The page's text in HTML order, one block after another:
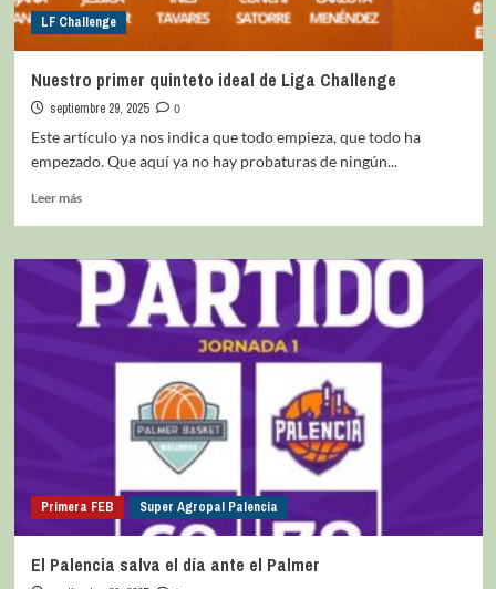
LF Challenge
Nuestro primer quinteto ideal de Liga Challenge
septiembre 29, 2025
0
Este artículo ya nos indica que todo empieza, que todo ha
empezado. Que aquí ya no hay probaturas de ningún...
Leer más
Primera FEB Super Agropal Palencia
El Palencia salva el día ante el Palmer